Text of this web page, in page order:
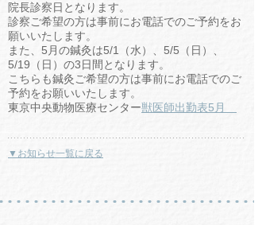
院長診察日となります。
診察ご希望の方は事前にお電話でのご予約をお
願いいたします。
また、5月の鍼灸は5/1（水）、5/5（日）、
5/19（日）の3日間となります。
こちらも鍼灸ご希望の方は事前にお電話でのご
予約をお願いいたします。
東京中央動物医療センター獣医師出勤表5月
▼お知らせ一覧に戻る